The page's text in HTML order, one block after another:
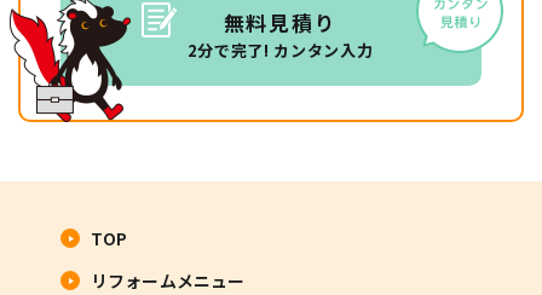
無料見積り
2分で完了! カンタン入力
TOP
リフォームメニュー